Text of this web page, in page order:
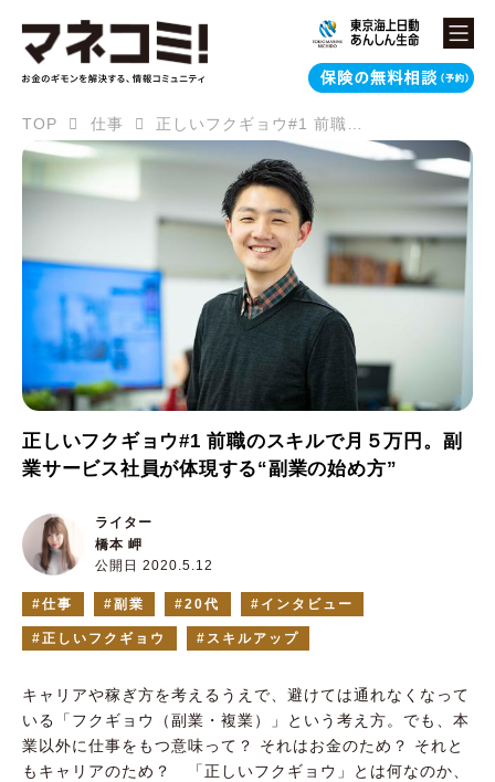
TOP 仕事 正しいフクギョウ#1 前職のスキルで月５万円。副業サービス社員が体現する“副業の始め方”
正しいフクギョウ#1 前職のスキルで月５万円。副
業サービス社員が体現する“副業の始め方”
公開日 2020.5.12
ライター
橋本 岬
仕事 副業 20代 インタビュー
正しいフクギョウ スキルアップ
キャリアや稼ぎ方を考えるうえで、避けては通れなくなって
いる「フクギョウ（副業・複業）」という考え方。でも、本
業以外に仕事をもつ意味って？ それはお金のため？ それと
もキャリアのため？ 「正しいフクギョウ」とは何なのか、